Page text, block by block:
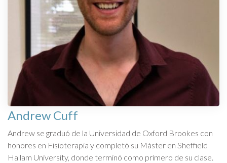
Andrew Cuff
Andrew se graduó de la Universidad de Oxford Brookes con
honores en Fisioterapia y completó su Máster en Sheffield
Hallam University, donde terminó como primero de su clase.